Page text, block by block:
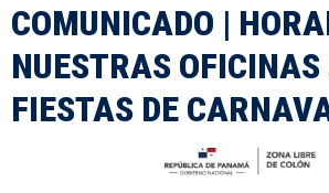
COMUNICADO |
NUESTRAS OFICINAS
FIESTAS DE